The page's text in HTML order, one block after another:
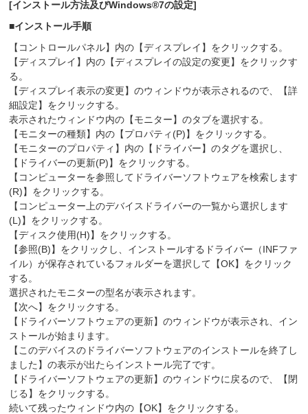
[インストール方法及びWindows®7の設定]
■インストール手順
【コントロールパネル】内の【ディスプレイ】をクリックする。
【ディスプレイ】内の【ディスプレイの設定の変更】をクリックす
る。
【ディスプレイ表示の変更】のウィンドウが表示されるので、【詳
細設定】をクリックする。
表示されたウィンドウ内の【モニター】のタブを選択する。
【モニターの種類】内の【プロパティ(P)】をクリックする。
【モニターのプロパティ】内の【ドライバー】のタグを選択し、
【ドライバーの更新(P)】をクリックする。
【コンピューターを参照してドライバーソフトウェアを検索します
(R)】をクリックする。
【コンピューター上のデバイスドライバーの一覧から選択します
(L)】をクリックする。
【ディスク使用(H)】をクリックする。
【参照(B)】をクリックし、インストールするドライバー（INFファ
イル）が保存されているフォルダーを選択して【OK】をクリック
する。
選択されたモニターの型名が表示されます。
【次へ】をクリックする。
【ドライバーソフトウェアの更新】のウィンドウが表示され、イン
ストールが始まります。
【このデバイスのドライバーソフトウェアのインストールを終了し
ました】の表示が出たらインストール完了です。
【ドライバーソフトウェアの更新】のウィンドウに戻るので、【閉
じる】をクリックする。
続いて残ったウィンドウ内の【OK】をクリックする。